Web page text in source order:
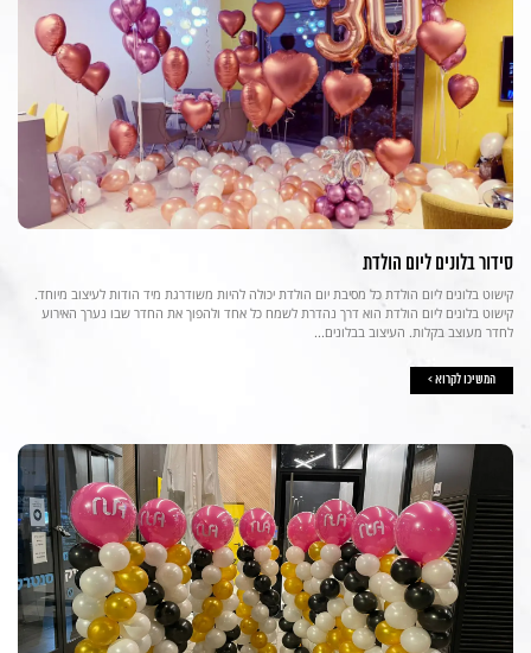
סידור בלונים ליום הולדת
קישוט בלונים ליום הולדת כל מסיבת יום הולדת יכולה להיות משודרגת מיד הודות לעיצוב מיוחד.
קישוט בלונים ליום הולדת הוא דרך נהדרת לשמח כל אחד ולהפוך את החדר שבו נערך האירוע
לחדר מעוצב בקלות. העיצוב בבלונים...
המשיכו לקרוא >